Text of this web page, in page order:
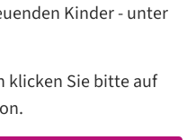
Kinder - unter
klicken Sie bitte auf